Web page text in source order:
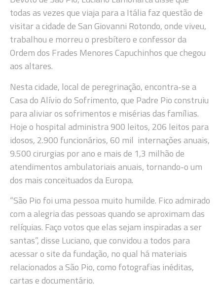
todas as vezes que viaja para a Itália faz questão de
visitar a cidade de San Giovanni Rotondo, onde viveu,
trabalhou e morreu o presbítero e confessor da
Ordem dos Frades Menores Capuchinhos que chegou
aos altares.
Nesta cidade, local de peregrinação, encontra-se a
Casa do Alívio do Sofrimento, que Padre Pio construiu
para aliviar os sofrimentos e misérias das famílias.
Hoje o hospital administra 900 leitos, 206 leitos para
idosos, 2.900 funcionários, 60 mil internações anuais,
9.500 cirurgias por ano e mais de 1,3 milhão de
atendimentos ambulatoriais anuais, tornando-o um
dos mais conceituados da Europa.
“São Pio foi uma pessoa muito humilde. Fico admirado
com a alegria das pessoas quando se aproximam das
relíquias. Faço votos que elas sejam inspiradas a ser
santas”, disse Luciano, que convidou a todos para
acessar o site da fundação, no qual há materiais
relacionados a São Pio, como fotografias inéditas,
cartas e documentário.